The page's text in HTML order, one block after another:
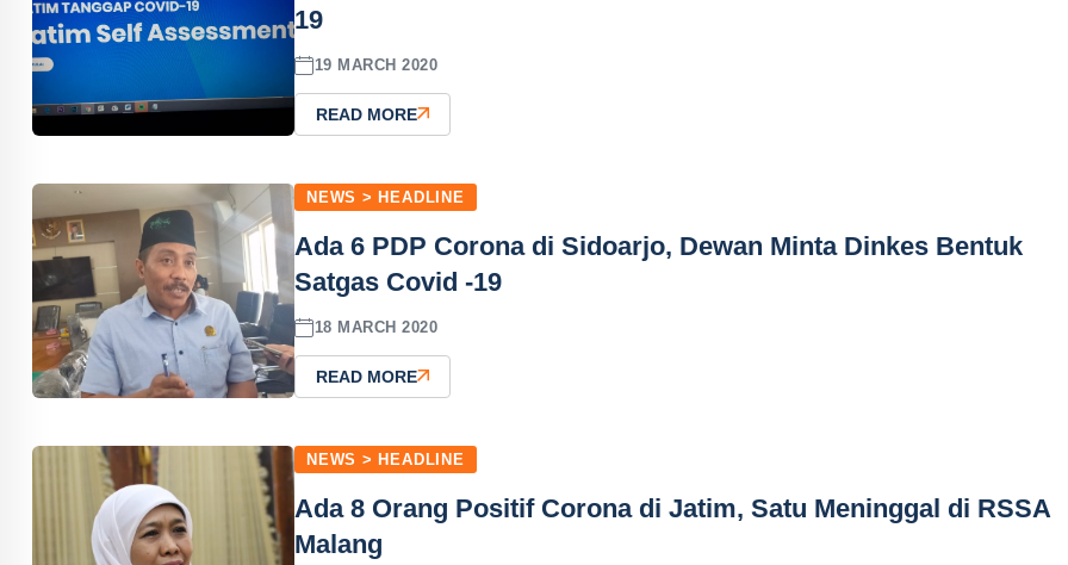
19
19 MARCH 2020
READ MORE
NEWS > HEADLINE
Ada 6 PDP Corona di Sidoarjo, Dewan Minta Dinkes Bentuk
Satgas Covid -19
18 MARCH 2020
READ MORE
NEWS > HEADLINE
Ada 8 Orang Positif Corona di Jatim, Satu Meninggal di RSSA
Malang